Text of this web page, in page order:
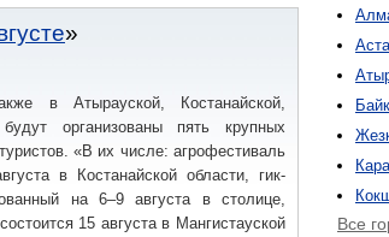
в Атырауской, Костанайской,
организованы пять крупных
«В их числе: агрофестиваль
в Костанайской области, гик-
на 6–9 августа в столице,
15 августа в Мангистауской
Все